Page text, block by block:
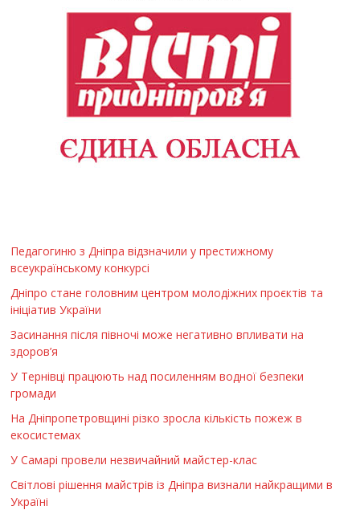
Педагогиню з Дніпра відзначили у престижному
всеукраїнському конкурсі
Дніпро стане головним центром молодіжних проєктів та
ініціатив України
Засинання після півночі може негативно впливати на
здоров’я
У Тернівці працюють над посиленням водної безпеки
громади
На Дніпропетровщині різко зросла кількість пожеж в
екосистемах
У Самарі провели незвичайний майстер-клас
Світлові рішення майстрів із Дніпра визнали найкращими в
Україні